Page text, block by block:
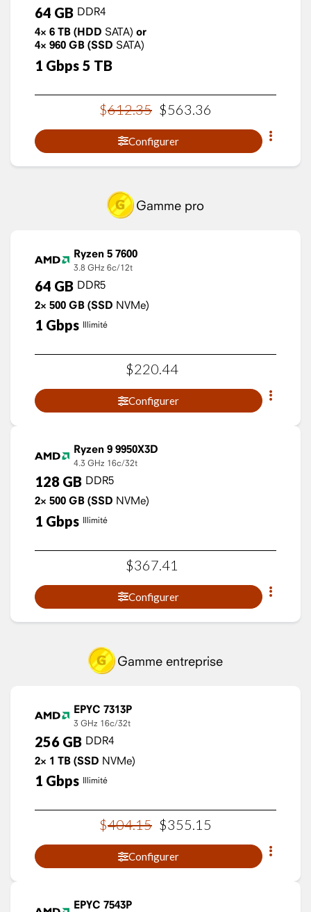
64 GB DDR4
4× 6 TB (HDD SATA) or
4× 960 GB (SSD SATA)
1 Gbps 5 TB
$612.35 $563 36
Configurer
Gamme pro
Ryzen 5 7600
3.8 GHz 6c/12t
64 GB DDR5
2× 500 GB (SSD NVMe)
1 Gbps Illimité
$220.44
Configurer
Ryzen 9 9950X3D
4.3 GHz 16c/32t
128 GB DDR5
2× 500 GB (SSD NVMe)
1 Gbps Illimité
$367 41
Configurer
Gamme entreprise
EPYC 7313P
3 GHz 16c/32t
256 GB DDR4
2× 1 TB (SSD NVMe)
1 Gbps Illimité
$404.15 $355.15
Configurer
EPYC 7543P